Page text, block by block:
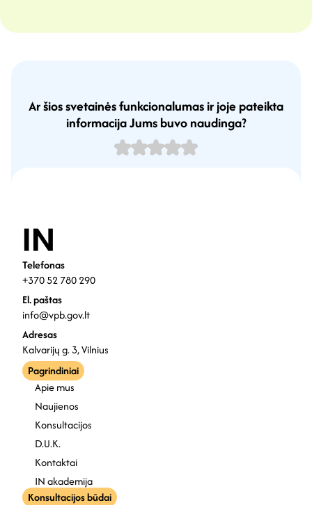
Ar šios svetainės funkcionalumas ir joje pateikta
informacija Jums buvo naudinga?
Telefonas
+370 52 780 290
El. paštas
info@vpb.gov.lt
Adresas
Kalvarijų g. 3, Vilnius
Pagrindiniai
Apie mus
Naujienos
Konsultacijos
D.U.K.
Kontaktai
IN akademija
Konsultacijos būdai